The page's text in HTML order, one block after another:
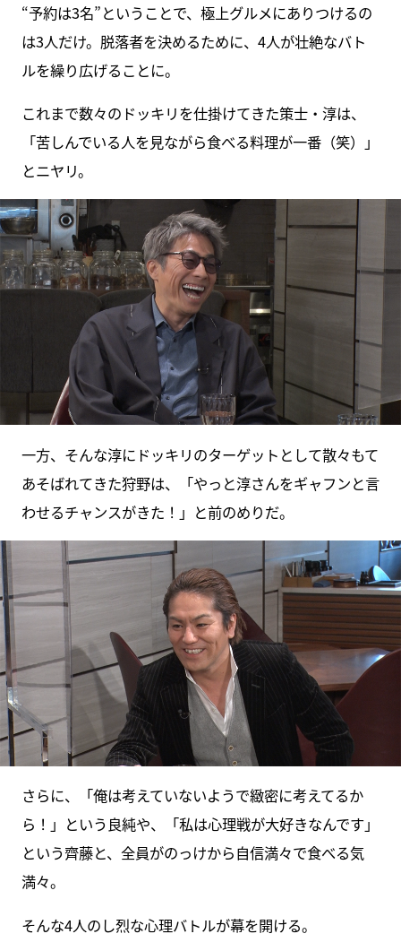
“予約は3名”ということで、極上グルメにありつけるの
は3人だけ。脱落者を決めるために、4人が壮絶なバト
ルを繰り広げることに。
これまで数々のドッキリを仕掛けてきた策士・淳は、
「苦しんでいる人を見ながら食べる料理が一番（笑）」
とニヤリ。
一方、そんな淳にドッキリのターゲットとして散々もて
あそばれてきた狩野は、「やっと淳さんをギャフンと言
わせるチャンスがきた！」と前のめりだ。
さらに、「俺は考えていないようで緻密に考えてるか
ら！」という良純や、「私は心理戦が大好きなんです」
という齊藤と、全員がのっけから自信満々で食べる気
満々。
そんな4人のし烈な心理バトルが幕を開ける。